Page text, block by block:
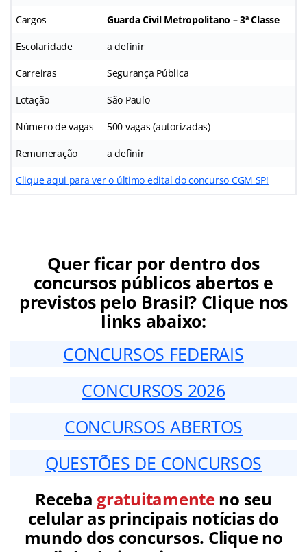
Cargos Guarda Civil Metropolitano – 3ª Classe
Escolaridade a definir
Carreiras Segurança Pública
Lotação São Paulo
Número de vagas 500 vagas (autorizadas)
Remuneração a definir
Clique aqui para ver o último edital do concurso CGM SP!
Quer ficar por dentro dos
concursos públicos abertos e
previstos pelo Brasil? Clique nos
links abaixo:
CONCURSOS FEDERAIS
CONCURSOS 2026
CONCURSOS ABERTOS
QUESTÕES DE CONCURSOS
Receba gratuitamenteno seu
celular as principais notícias do
mundo dos concursos. Clique no